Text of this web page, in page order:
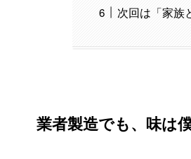
次回は「家族
業者製造でも、味は